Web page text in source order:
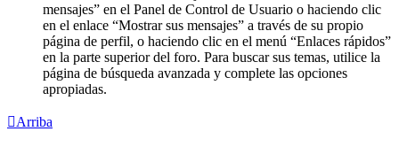
mensajes” en el Panel de Control de Usuario o haciendo clic
en el enlace “Mostrar sus mensajes” a través de su propio
página de perfil, o haciendo clic en el menú “Enlaces rápidos”
en la parte superior del foro. Para buscar sus temas, utilice la
página de búsqueda avanzada y complete las opciones
apropiadas.
Arriba